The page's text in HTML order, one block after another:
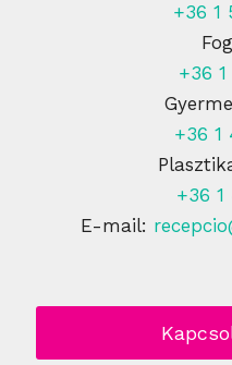
+36 1
+36 1
+36 1
+36 1
E-mail: